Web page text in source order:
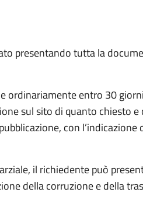
presentando tutta la
ordinariamente entro 30
sul sito di quanto chiesto
con
il richiedente può
della corruzione e della